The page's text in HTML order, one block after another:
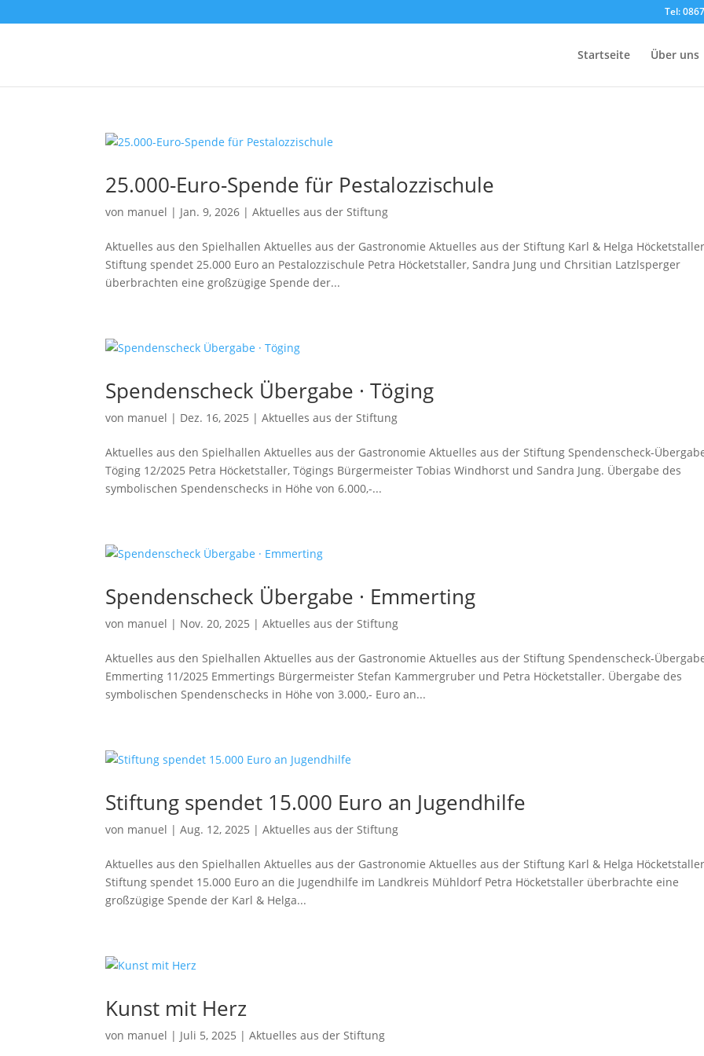
Tel:
Startseite Über uns
25.000-Euro-Spende für Pestalozzischule
von manuel | Jan. 9, 2026 |Aktuelles aus der Stiftung
Aktuelles aus den Spielhallen Aktuelles aus der Gastronomie Aktuelles aus der Stiftung Karl & Helga
Stiftung spendet 25.000 Euro an Pestalozzischule Petra Höcketstaller, Sandra Jung und Chrsitian Latzlsperger
überbrachten eine großzügige Spende der...
Spendenscheck Übergabe · Töging
von manuel | Dez. 16, 2025 |Aktuelles aus der Stiftung
Aktuelles aus den Spielhallen Aktuelles aus der Gastronomie Aktuelles aus der Stiftung Spendenscheck-
Töging 12/2025 Petra Höcketstaller, Tögings Bürgermeister Tobias Windhorst und Sandra Jung. Übergabe des
symbolischen Spendenschecks in Höhe von 6.000,-...
Spendenscheck Übergabe · Emmerting
von manuel | Nov. 20, 2025 |Aktuelles aus der Stiftung
Aktuelles aus den Spielhallen Aktuelles aus der Gastronomie Aktuelles aus der Stiftung Spendenscheck-
Emmerting 11/2025 Emmertings Bürgermeister Stefan Kammergruber und Petra Höcketstaller. Übergabe des
symbolischen Spendenschecks in Höhe von 3.000,- Euro an...
Stiftung spendet 15.000 Euro an Jugendhilfe
von manuel |Aug. 12, 2025 |Aktuelles aus der Stiftung
Aktuelles aus den Spielhallen Aktuelles aus der Gastronomie Aktuelles aus der Stiftung Karl & Helga
Stiftung spendet 15.000 Euro an die Jugendhilfe im Landkreis Mühldorf Petra Höcketstaller überbrachte eine
großzügige Spende der Karl & Helga...
Kunst mit Herz
von manuel | Juli 5, 2025 |Aktuelles aus der Stiftung